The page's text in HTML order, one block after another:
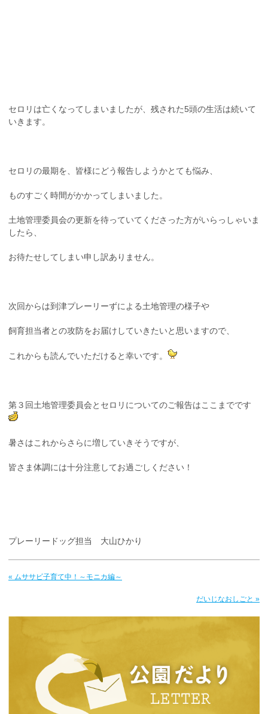
セロリは亡くなってしまいましたが、残された5頭の生活は続いて
いきます。
セロリの最期を、皆様にどう報告しようかとても悩み、
ものすごく時間がかかってしまいました。
土地管理委員会の更新を待っていてくださった方がいらっしゃいま
したら、
お待たせしてしまい申し訳ありません。
次回からは到津プレーリーずによる土地管理の様子や
飼育担当者との攻防をお届けしていきたいと思いますので、
これからも読んでいただけると幸いです。
第３回土地管理委員会とセロリについてのご報告はここまでです
暑さはこれからさらに増していきそうですが、
皆さま体調には十分注意してお過ごしください！
プレーリードッグ担当 大山ひかり
« ムササビ子育て中！～モニカ編～
だいじなおしごと »